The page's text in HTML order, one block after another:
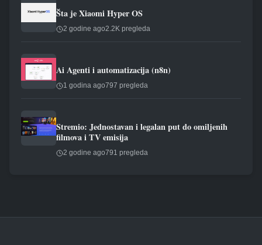
Šta je Xiaomi Hyper OS
2 godine ago2.2K pregleda
Ai Agenti i automatizacija (n8n)
1 godina ago797 pregleda
Stremio: Jednostavan i legalan put do omiljenih
filmova i TV emisija
2 godine ago791 pregleda